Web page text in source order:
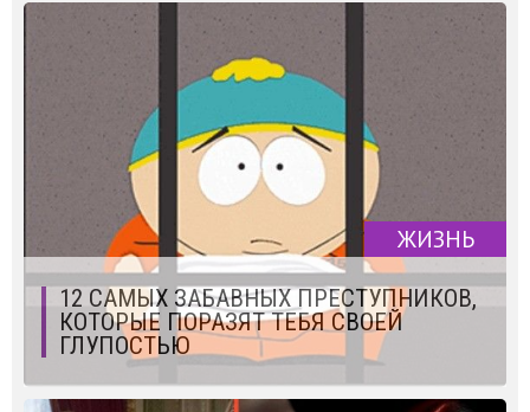
ЖИЗНЬ
12 САМЫХ ЗАБАВНЫХ ПРЕСТУПНИКОВ,
КОТОРЫЕ ПОРАЗЯТ ТЕБЯ СВОЕЙ
ГЛУПОСТЬЮ